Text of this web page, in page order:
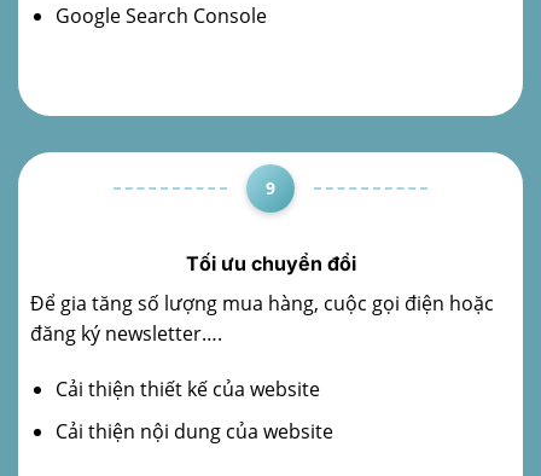
Google Search Console
9
Tối ưu chuyển đổi
Để gia tăng số lượng mua hàng, cuộc gọi điện hoặc
đăng ký newsletter….
Cải thiện thiết kế của website
Cải thiện nội dung của website